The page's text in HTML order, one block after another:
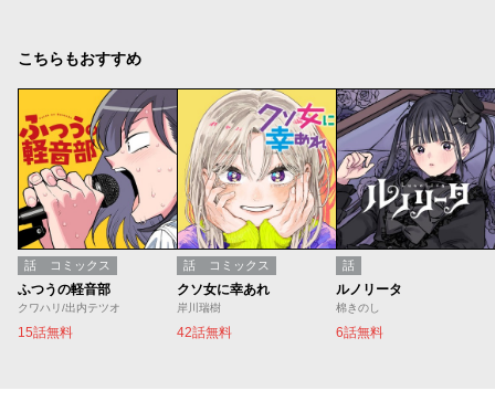
こちらもおすすめ
話 コミックス
ふつうの軽音部
クワハリ/出内テツオ
15話無料
話 コミックス
クソ女に幸あれ
岸川瑞樹
42話無料
話
ルノリータ
棉きのし
6話無料